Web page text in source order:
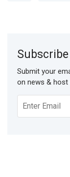
Submit your
on news &